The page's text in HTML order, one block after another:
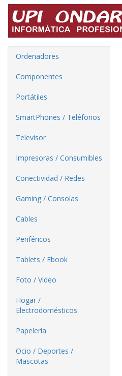
Ordenadores
Componentes
Portátiles
SmartPhones / Teléfonos
Televisor
Impresoras / Consumibles
Conectividad / Redes
Gaming / Consolas
Cables
Periféricos
Tablets / Ebook
Foto / Video
Hogar /
Electrodomésticos
Papelería
Ocio / Deportes /
Mascotas